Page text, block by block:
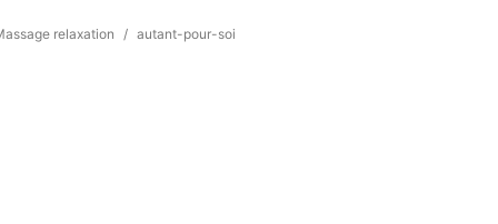
relaxation / autant-pour-soi